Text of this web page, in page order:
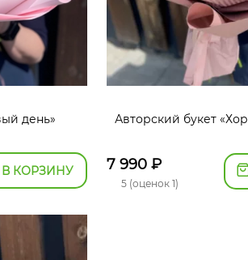
день»
В КОРЗИНУ
Авторский букет
7 990₽
5 (оценок 1)